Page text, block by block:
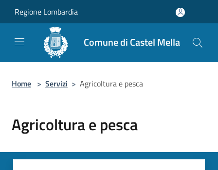
Regione Lombardia
Comune di Castel Mella
Home > Servizi > Agricoltura e pesca
Agricoltura e pesca